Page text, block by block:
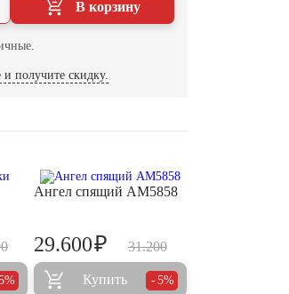
В корзину
получите скидку.
Ангел спящий AM5858
31.200
29.600₽
Купить 5%